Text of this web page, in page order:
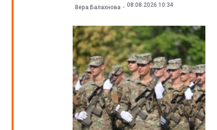
Вера Балахнова 08.08.2026 10:34